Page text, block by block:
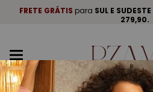
FRETE GRÁTIS para SUL E SUDESTE
279,90.
navegação